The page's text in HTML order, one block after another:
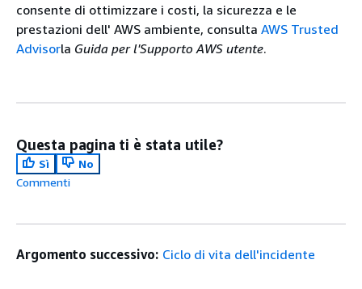
consente di ottimizzare i costi, la sicurezza e le
prestazioni dell' AWS ambiente, consulta AWS Trusted
Advisorla Guida per l'Supporto AWS utente.
Questa pagina ti è stata utile?
Sì
No
Commenti
Argomento successivo: Ciclo di vita dell'incidente